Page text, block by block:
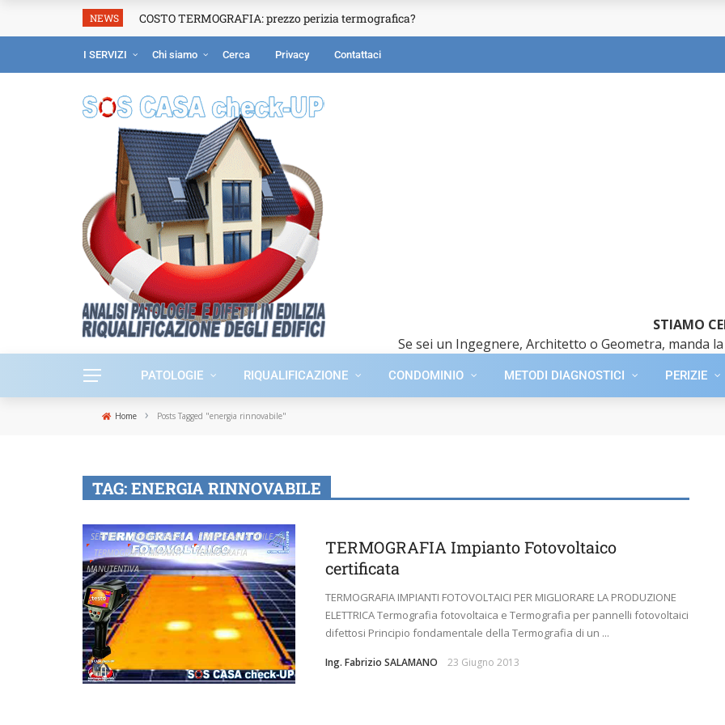
NEWS COSTO TERMOGRAFIA: prezzo perizia termografica?
I SERVIZI Chi siamo Cerca Privacy Contattaci
STIAMO
Se sei un Ingegnere, Architetto o Geometra, manda
PATOLOGIE RIQUALIFICAZIONE CONDOMINIO METODI DIAGNOSTICI PERIZIE
Home › Posts Tagged "energia rinnovabile"
TAG:ENERGIA RINNOVABILE
SERVIZI TERMOGRAFIA
TERMOGRAFIA EDILE
TERMOGRAFIA IMPIANTI
TERMOGRAFIA
MANUTENTIVA
TERMOGRAFIA Impianto Fotovoltaico
certificata
TERMOGRAFIA IMPIANTI FOTOVOLTAICI PER MIGLIORARE LA PRODUZIONE
ELETTRICA Termografia fotovoltaica e Termografia per pannelli fotovoltaici
difettosi Principio fondamentale della Termografia di un ...
Ing. Fabrizio SALAMANO 23 Giugno 2013